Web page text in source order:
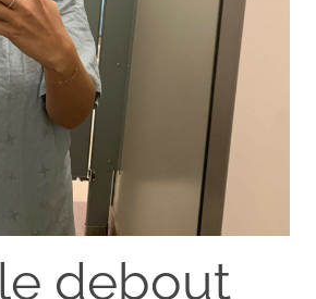
debout